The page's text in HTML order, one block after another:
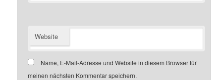
Website
Name, E-Mail-Adresse und Website in diesem Browser für
meinen nächsten Kommentar speichern.